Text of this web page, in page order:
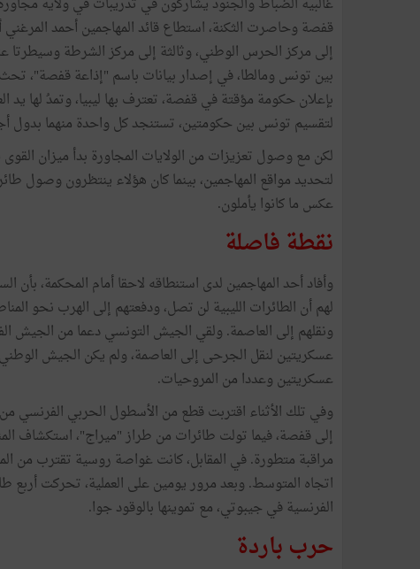
إلى مركز الحرس الوطني، وثالثة إلى مركز الشرطة وسيطرتا
بين تونس ومالطا، في إصدار بيانات باسم "إذاعة قفصة"،
بإعلان حكومة مؤقتة في قفصة، تعترف بها ليبيا، وتمدُ لها
لتقسيم تونس بين حكومتين، تستنجد كل واحدة منهما بدول
لكن مع وصول تعزيزات من الولايات المجاورة بدأ ميزان
لتحديد مواقع المهاجمين، بينما كان هؤلاء ينتظرون وصول
عكس ما كانوا يأملون.
نقطة فاصلة
وأفاد أحد المهاجمين لدى استنطاقه لاحقا أمام المحكمة،
لهم أن الطائرات الليبية لن تصل، ودفعتهم إلى الهرب نحو
ونقلهم إلى العاصمة. ولقي الجيش التونسي دعما من الجيش
عسكريتين لنقل الجرحى إلى العاصمة، ولم يكن الجيش
عسكريتين وعددا من المروحيات.
وفي تلك الأثناء اقتربت قطع من الأسطول الحربي
إلى قفصة، فيما تولت طائرات من طراز "ميراج"، استكشاف
مراقبة متطورة. في المقابل، كانت غواصة روسية تقترب من
الفرنسية في جيبوتي، مع تموينها بالوقود جوا.
حرب باردة